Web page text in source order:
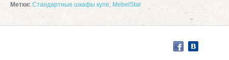
Метки: Стандартные шкафы купе, MebelStar